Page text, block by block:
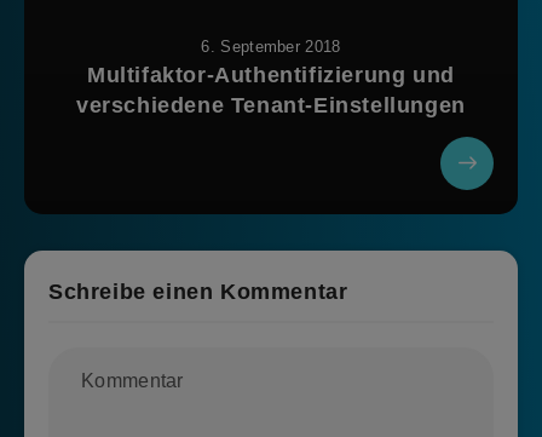
6. September 2018
Multifaktor-Authentifizierung und
verschiedene Tenant-Einstellungen
Schreibe einen Kommentar